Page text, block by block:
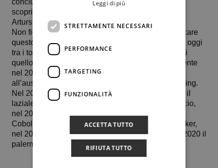
conclusivo con la disputa delle due finali, dove
scopriremo chi succederà nell’albo d’oro al lettone
Arturs Zagars e alla bulgara Emma Tomova.
Non figurano nell’albo d’oro, ma sono venuti a giocare
questo torneo nelle scorse edizioni, diversi tennisti oggi
tra i top 200 del ranking Atp e Wta. Un nome su tutti
quello del numero 1 al mondo Jannik Sinner, presente
nel 2017 insieme al ligure Matteo Arnaldi e
all’australiano Rinky Hijikata, numero 100 del ranking.
Nel 2016 a calcare i campi del Ct Palermo c’erano il
laziale Giulio Zeppieri, la campana Nuria Brancaccio,
nel 2018, il pesarese Luca Nardi, il romano Flavio
Cobolli, Luciano Darderi, lo svizzero Dominik Stricker,
nel 2019 il romano mancino Matteo Gigante e nel 2020 il
palermitano Federico Cinà.
Leggi di più
STRETTAMENTE NECESSARI
PERFORMANCE
TARGETING
FUNZIONALITÀ
ACCETTA TUTTO
RIFIUTA TUTTO